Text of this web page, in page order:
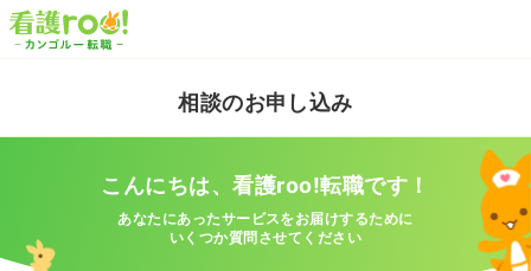
相談のお申し込み
こんにちは、看護roo!転職です！
あなたにあったサービスをお届けするために
いくつか質問させてください